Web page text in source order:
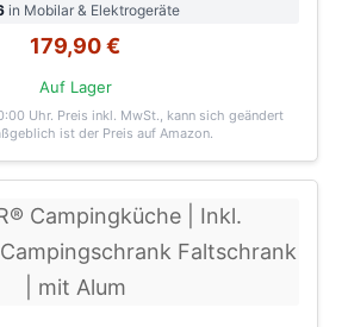
in Mobilar & Elektrogeräte
179,90 €
Auf Lager
Uhr. Preis inkl. MwSt., kann sich geändert
ist der Preis auf Amazon.